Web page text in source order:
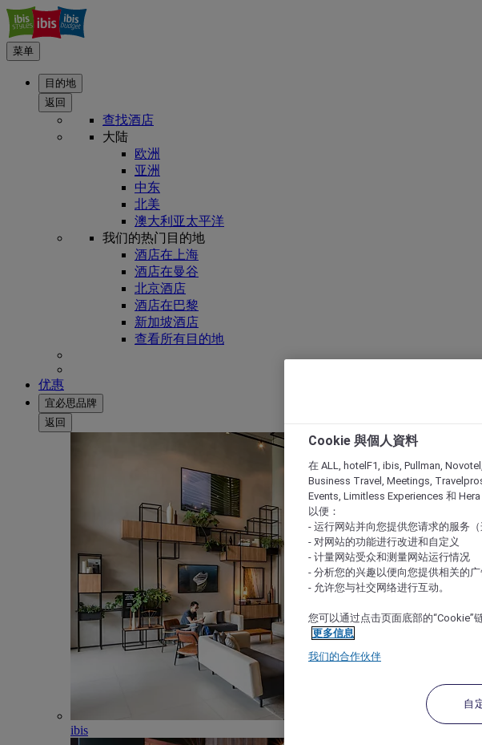
菜单
目的地
返回
查找酒店
大陆
欧洲
亚洲
中东
北美
澳大利亚太平洋
我们的热门目的地
酒店在上海
酒店在曼谷
北京酒店
酒店在巴黎
新加坡酒店
查看所有目的地
优惠
宜必思品牌
返回
ibis
Cookie 與個人資料
在 ALL, hotelF1, ibis, Pullman,
Business Travel, Meetings,
Events, Limitless Experiences 和 Hera
以便：
- 运行网站并向您提供您请求的服务（
- 对网站的功能进行改进和自定义
- 计量网站受众和测量网站运行情况
- 分析您的兴趣以便向您提供相关的
- 允许您与社交网络进行互动。
您可以通过点击页面底部的“Cookie”
更多信息
我们的合作伙伴
自